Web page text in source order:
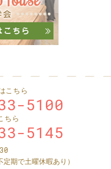
こちら
5100
ちら
5145
定期で土曜休暇あり）